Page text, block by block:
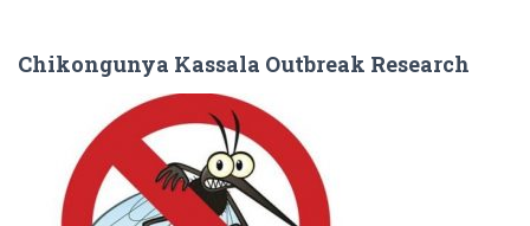
Chikongunya Kassala Outbreak Research